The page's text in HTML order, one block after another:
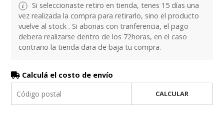
Si seleccionaste retiro en tienda, tenes 15 días una
vez realizada la compra para retirarlo, sino el producto
vuelve al stock . Si abonas con tranferencia, el pago
debera realizarse dentro de los 72horas, en el caso
contrario la tienda dara de baja tu compra.
Calculá el costo de envío
CALCULAR